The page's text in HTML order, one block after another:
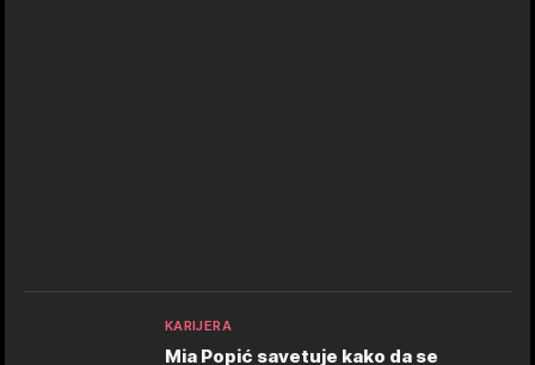
KARIJERA
Mia Popić savetuje kako da se